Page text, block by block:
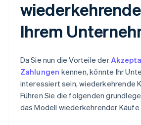
Ihrem
Da Sie nun die Vorteile der
Zahlungen kennen, könnte Ihr
interessiert sein, wiederkehrende
Führen Sie die folgenden
das Modell wiederkehrender